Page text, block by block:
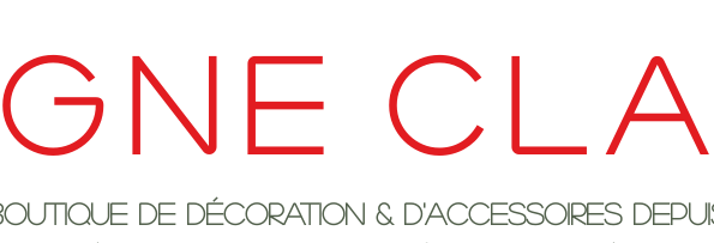
de décoration & d'accessoires depuis